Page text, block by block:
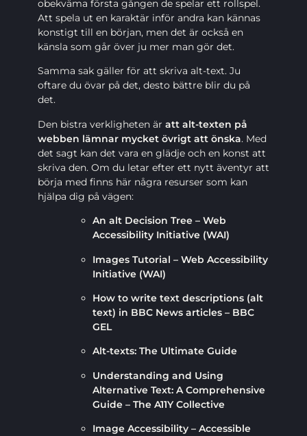
obekväma första gången de spelar ett rollspel.
Att spela ut en karaktär inför andra kan kännas
konstigt till en början, men det är också en
känsla som går över ju mer man gör det.
Samma sak gäller för att skriva alt-text. Ju
oftare du övar på det, desto bättre blir du på
det.
Den bistra verkligheten är att alt-texten på
webben lämnar mycket övrigt att önska. Med
det sagt kan det vara en glädje och en konst att
skriva den. Om du letar efter ett nytt äventyr att
börja med finns här några resurser som kan
hjälpa dig på vägen:
An alt Decision Tree – Web
Accessibility Initiative (WAI)
Images Tutorial – Web Accessibility
Initiative (WAI)
How to write text descriptions (alt
text) in BBC News articles – BBC
GEL
Alt-texts: The Ultimate Guide
Understanding and Using
Alternative Text: A Comprehensive
Guide – The A11Y Collective
Image Accessibility – Accessible